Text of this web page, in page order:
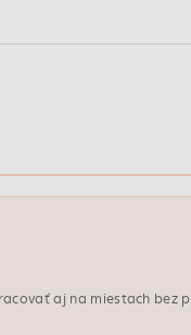
aj na miestach bez